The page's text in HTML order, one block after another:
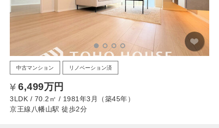
中古マンション リノベーション済
6,499万円
3LDK / 70.2㎡ / 1981年3月（築45年）
京王線八幡山駅 徒歩2分